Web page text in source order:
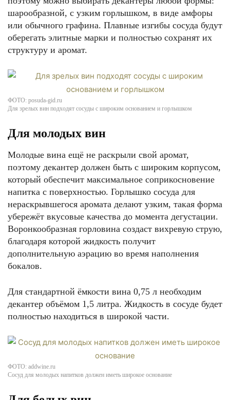
шарообразной, с узким горлышком, в виде амфоры
или обычного графина. Плавные изгибы сосуда будут
оберегать элитные марки и полностью сохранят их
структуру и аромат.
ФОТО: posuda-gid.ru
Для зрелых вин подходят сосуды с широким основанием и горлышком
Для молодых вин
Молодые вина ещё не раскрыли свой аромат,
поэтому декантер должен быть с широким корпусом,
который обеспечит максимальное соприкосновение
напитка с поверхностью. Горлышко сосуда для
нераскрывшегося аромата делают узким, такая форма
убережёт вкусовые качества до момента дегустации.
Воронкообразная горловина создаст вихревую струю,
благодаря которой жидкость получит
дополнительную аэрацию во время наполнения
бокалов.
Для стандартной ёмкости вина 0,75 л необходим
декантер объёмом 1,5 литра. Жидкость в сосуде будет
полностью находиться в широкой части.
ФОТО: addwine.ru
Сосуд для молодых напитков должен иметь широкое основание